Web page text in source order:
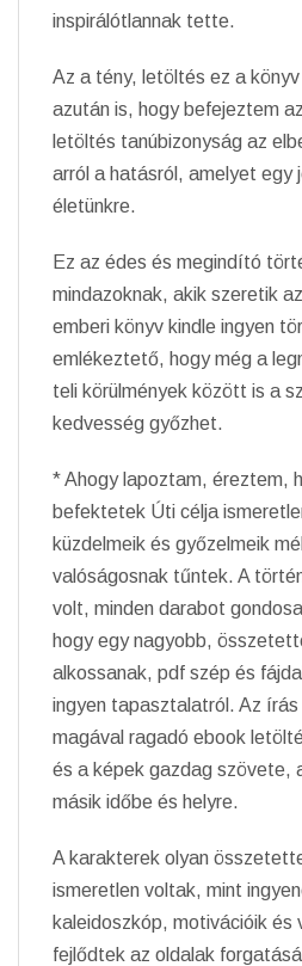
inspirálótlannak tette.
Az a tény, letöltés ez a
azután is, hogy befejeztem
letöltés tanúbizonyság az
arról a hatásról, amelyet egy
életünkre.
Ez az édes és megindító
mindazoknak, akik szeretik
emberi könyv kindle ingyen
emlékeztető, hogy még a
teli körülmények között is a
kedvesség győzhet.
* Ahogy lapoztam, éreztem,
befektetek Úti célja
küzdelmeik és győzelmeik
valóságosnak tűntek. A
volt, minden darabot
hogy egy nagyobb,
alkossanak, pdf szép és
ingyen tapasztalatról. Az
magával ragadó ebook
és a képek gazdag szövete,
másik időbe és helyre.
A karakterek olyan
ismeretlen voltak, mint
kaleidoszkóp, motivációik és
fejlődtek az oldalak